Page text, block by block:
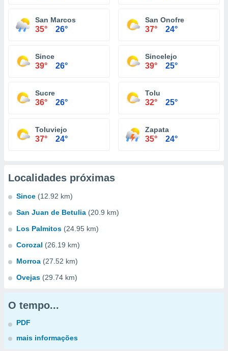
San Marcos
35° 26°
San Onofre
37° 24°
Since
39° 26°
Sincelejo
39° 25°
Sucre
36° 26°
Tolu
32° 25°
Toluviejo
37° 24°
Zapata
35° 24°
Localidades próximas
Since (12.92 km)
San Juan de Betulia (20.9 km)
Los Palmitos (24.95 km)
Corozal (26.19 km)
Morroa (27.52 km)
Ovejas (29.74 km)
O tempo...
PDF
mais informações